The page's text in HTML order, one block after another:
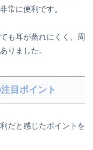
常に便利です。
も耳が蒸れにくく、周
りました。
目ポイント
だと感じたポイントを